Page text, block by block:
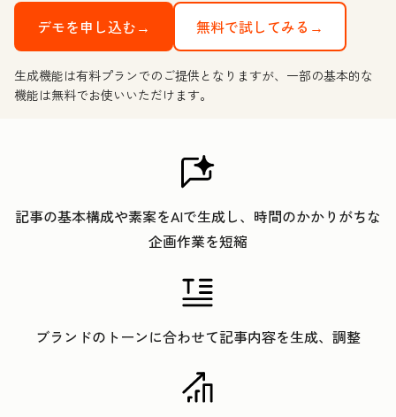
デモを申し込む→ 無料で試してみる→
生成機能は有料プランでのご提供となりますが、一部の基本的な
機能は無料でお使いいただけます。
記事の基本構成や素案をAIで生成し、時間のかかりがちな
企画作業を短縮
ブランドのトーンに合わせて記事内容を生成、調整